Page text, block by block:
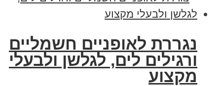
נגררת לאופניים חשמליים
ורגילים לים, לגלשן ולבעלי
מקצוע